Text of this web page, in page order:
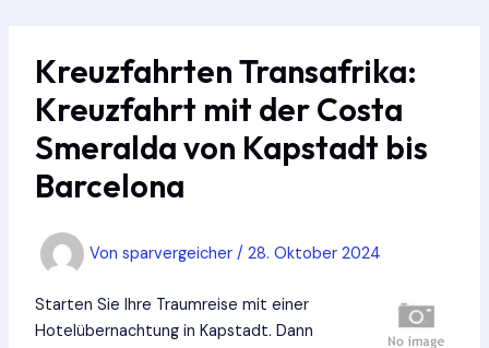
Kreuzfahrten Transafrika:
Kreuzfahrt mit der Costa
Smeralda von Kapstadt bis
Barcelona
Von sparvergeicher / 28. Oktober 2024
Starten Sie Ihre Traumreise mit einer
Hotelübernachtung in Kapstadt. Dann